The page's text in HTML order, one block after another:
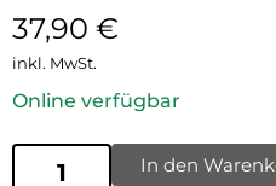
37,90 €
inkl. MwSt.
Online verfügbar
In den